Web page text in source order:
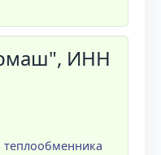
ИНН
теплообменника